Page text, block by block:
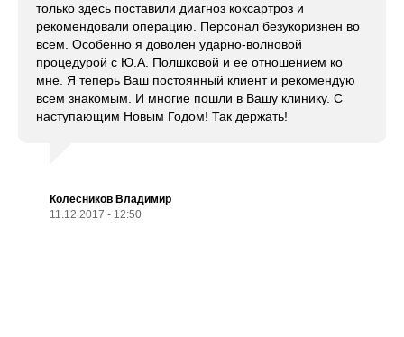
только здесь поставили диагноз коксартроз и
рекомендовали операцию. Персонал безукоризнен во
всем. Особенно я доволен ударно-волновой
процедурой с Ю.А. Полшковой и ее отношением ко
мне. Я теперь Ваш постоянный клиент и рекомендую
всем знакомым. И многие пошли в Вашу клинику. С
наступающим Новым Годом! Так держать!
Колесников Владимир
11.12.2017 - 12:50